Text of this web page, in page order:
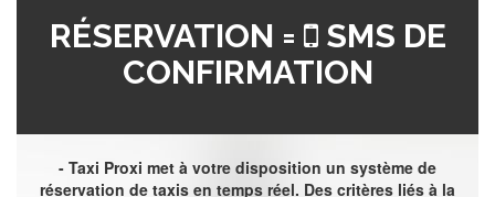
RÉSERVATION =
SMS DE
CONFIRMATION
- Taxi Proxi met à votre disposition un système de
réservation de taxis en temps réel. Des critères liés à la